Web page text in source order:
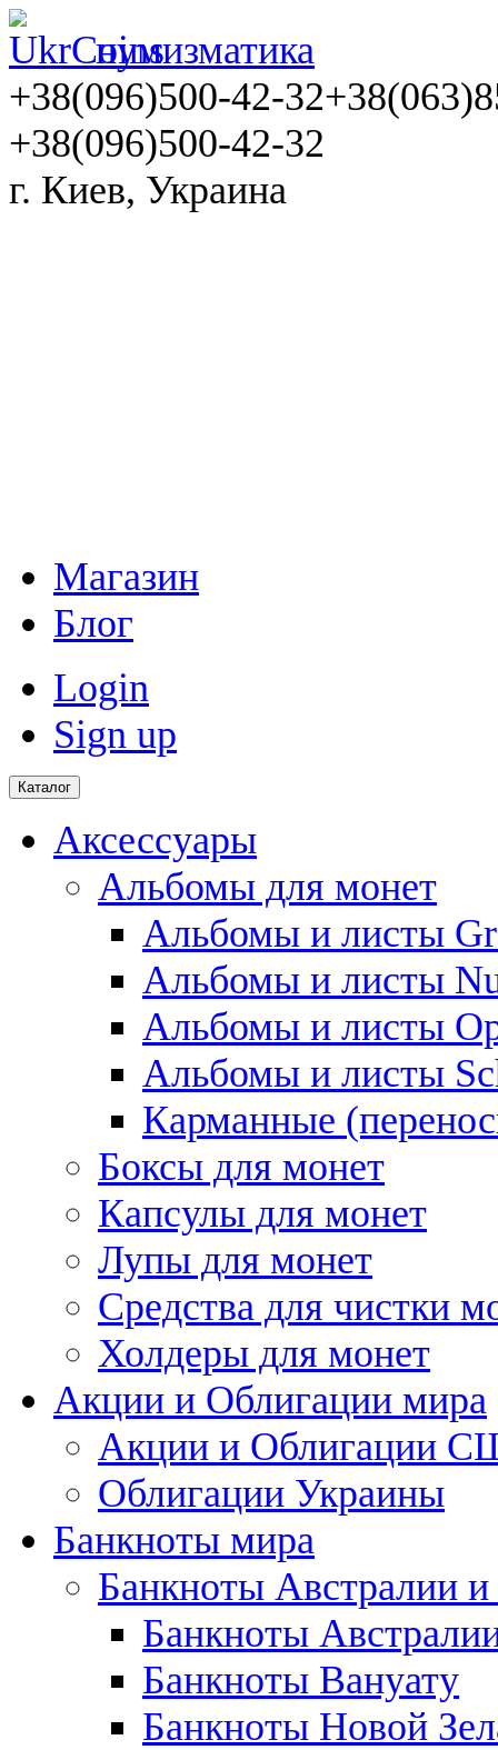
нумизматика
+38(096)500-42-32
+38(096)500-42-32
г. Киев, Украина
Магазин
Блог
Login
Sign up
Каталог
Аксессуары
Альбомы для монет
Альбомы и листы
Альбомы и листы
Альбомы и листы
Альбомы и листы
Карманные
Боксы для монет
Капсулы для монет
Лупы для монет
Средства для чистки
Холдеры для монет
Акции и Облигации мира
Акции и Облигации
Облигации Украины
Банкноты мира
Банкноты Австралии
Банкноты
Банкноты Вануату
Банкноты Новой